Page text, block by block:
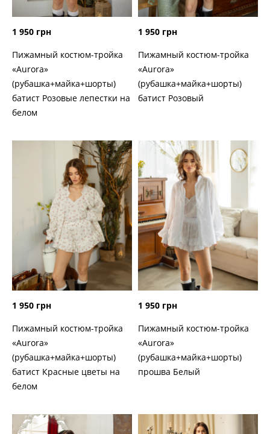
1 950 грн
Пижамный костюм-тройка
«Aurora»
(рубашка+майка+шорты)
батист Розовые лепестки на
белом
1 950 грн
Пижамный костюм-тройка
«Aurora»
(рубашка+майка+шорты)
батист Розовый
1 950 грн
Пижамный костюм-тройка
«Aurora»
(рубашка+майка+шорты)
батист Красные цветы на
белом
1 950 грн
Пижамный костюм-тройка
«Aurora»
(рубашка+майка+шорты)
прошва Белый